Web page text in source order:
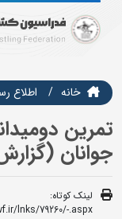
خانه اطلاع
تمرین
جوانان
لینک کوتاه:
lnks/79260/-.aspx